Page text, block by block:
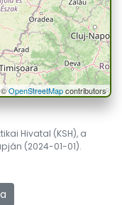
OpenStreetMapcontributors
Hivatal (KSH), a
(2024-01-01).